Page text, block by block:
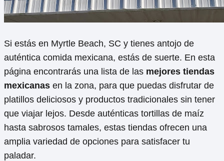
Si estás en Myrtle Beach, SC y tienes antojo de
auténtica comida mexicana, estás de suerte. En esta
página encontrarás una lista de las mejores tiendas
mexicanas en la zona, para que puedas disfrutar de
platillos deliciosos y productos tradicionales sin tener
que viajar lejos. Desde auténticas tortillas de maíz
hasta sabrosos tamales, estas tiendas ofrecen una
amplia variedad de opciones para satisfacer tu
paladar.